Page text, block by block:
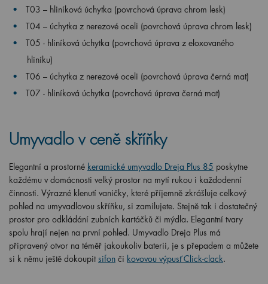
T03 – hliníková úchytka (povrchová úprava chrom lesk)
T04 – úchytka z nerezové oceli (povrchová úprava chrom lesk)
T05 - hliníková úchytka (povrchová úprava z eloxovaného
hliníku)
T06 – úchytka z nerezové oceli (povrchová úprava černá mat)
T07 - hliníková úchytka (povrchová úprava černá mat)
Umyvadlo v ceně skříňky
Elegantní a prostorné keramické umyvadlo Dreja Plus 85 poskytne
každému v domácnosti velký prostor na mytí rukou i každodenní
činnosti. Výrazné klenutí vaničky, které příjemně zkrášluje celkový
pohled na umyvadlovou skříňku, si zamilujete. Stejně tak i dostatečný
prostor pro odkládání zubních kartáčků či mýdla. Elegantní tvary
spolu hrají nejen na první pohled. Umyvadlo Dreja Plus má
připravený otvor na téměř jakoukoliv baterii, je s přepadem a můžete
si k němu ještě dokoupit sifon či kovovou výpusť Click-clack.